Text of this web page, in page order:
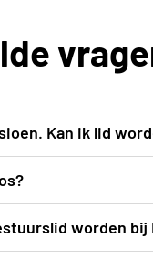
Kan ik lid
in je buurt.
je bij een club in
worden bij